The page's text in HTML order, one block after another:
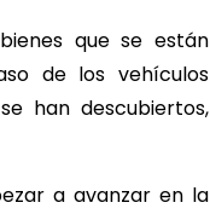
que se están
de los vehículos
han descubiertos,
a avanzar en la